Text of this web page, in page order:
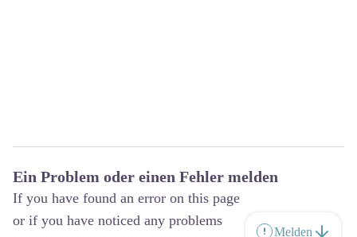
Ein Problem oder einen Fehler melden
If you have found an error on this page
or if you have noticed any problems
Melden